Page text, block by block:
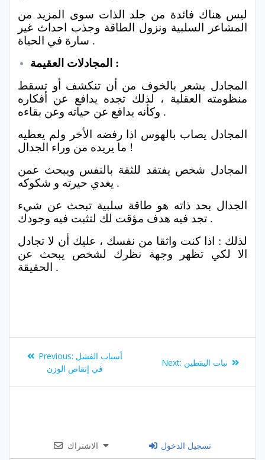
ليس هناك فائدة من جلد الذات سوى المزيد من
المشاعر السلبية ونزول الطاقة وجذب احداث غير
سارة في الحياة .
المجادلات العقيمة :
المجادل يشعر بالخوف من أن تنكشف أو تسقط
منظومته العقلية ، لذلك تجده يدافع عن أفكاره
وكأنه يدافع عن حياته وعن بقاءه .
المجادل يصاب بالهوس اذا رفضه الأخر ولم يعطيه
ما يريده من وراء الجدال !
المجادل شخص يفتقد للثقة بالنفس ويبحث عمن
يغدي حيرته و شكوكه .
الجدال بحد ذاته هو طاقة سلبية تبحث عن شيء
تجد فيه هدف مؤقت لك لتثبت فيه وجودك .
لذلك : اذا كنت واثقا من نفسك ، عليك أن لا تجادل
الا لكي تظهر وجهة نظرك لشخص يبحث عن
الحقيقة .
Post
navigation
Previous: Previous
post:
أسباب الفشل
في إنقاص الوزن
Next: Next
نبات اليقطين
الاشتراك تسجيل الدخول